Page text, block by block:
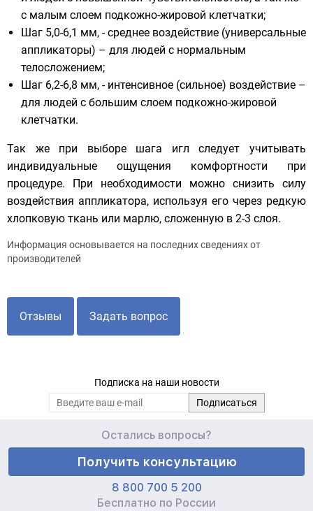
с малым слоем подкожно-жировой клетчатки;
Шаг 5,0-6,1 мм, - среднее воздействие (универсальные
аппликаторы) – для людей с нормальным
телосложением;
Шаг 6,2-6,8 мм, - интенсивное (сильное) воздействие –
для людей с большим слоем подкожно-жировой
клетчатки.
Так же при выборе шага игл следует учитывать
индивидуальные ощущения комфортности при
процедуре. При необходимости можно снизить силу
воздействия аппликатора, используя его через редкую
хлопковую ткань или марлю, сложенную в 2-3 слоя.
Информация основывается на последних сведениях от
производителей
Отзывы Задать вопрос
Подписка на наши новости
Остались вопросы?
Получить консультацию
8 800 700 5 200
Бесплатно по России